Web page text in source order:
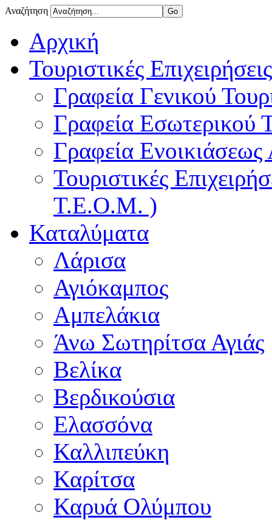
Αναζήτηση
Αρχική
Τουριστικές Επιχειρήσεις
Γραφεία Γενικού
Γραφεία Εσωτερικού
Γραφεία
Τουριστικές
Τ.Ε.Ο.Μ. )
Καταλύματα
Λάρισα
Αγιόκαμπος
Αμπελάκια
Άνω Σωτηρίτσα Αγιάς
Βελίκα
Βερδικούσια
Ελασσόνα
Καλλιπεύκη
Καρίτσα
Καρυά Ολύμπου